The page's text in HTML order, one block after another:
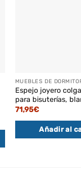
MUEBLES DE
Espejo joyero
para bisuterías,
71,95€
Añadir al